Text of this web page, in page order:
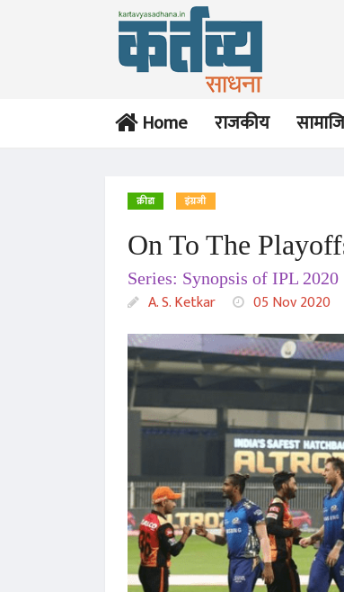
Home राजकीय
क्रीडा इंग्रजी
On To The
Series: Synopsis of IPL 2020
A. S. Ketkar 05 Nov 2020